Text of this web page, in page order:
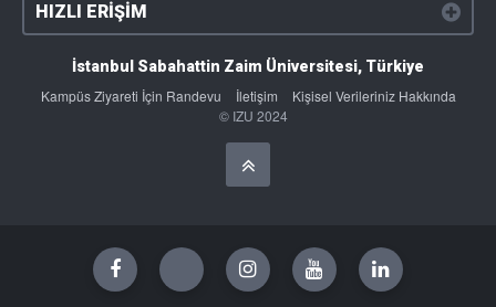
HIZLI ERİŞİM
İstanbul Sabahattin Zaim Üniversitesi, Türkiye
Kampüs Ziyareti İçin Randevu İletişim
Kişisel Verileriniz Hakkında
© IZU 2024
Başa Dön